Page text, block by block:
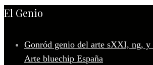
El Genio
Gonród genio del arte sXXI, ng, y
Arte bluechip España